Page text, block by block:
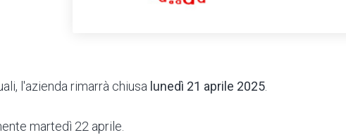
l'azienda rimarrà chiusa lunedì 21 aprile 2025
martedì 22 aprile.